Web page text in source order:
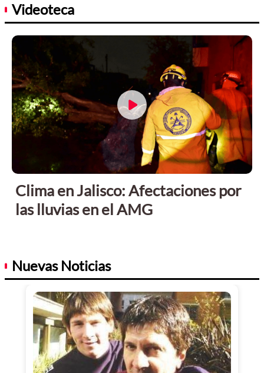
Videoteca
Clima en Jalisco: Afectaciones por
las lluvias en el AMG
Nuevas Noticias